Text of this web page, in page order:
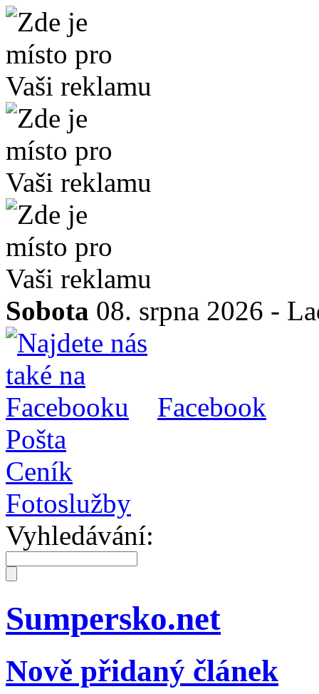
Sobota 08. srpna 2026 -
Facebook
Pošta
Ceník
Fotoslužby
Vyhledávání:
Sumpersko.net
Nově přidaný článek